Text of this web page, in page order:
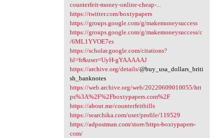
counterfeit-money-online-cheap-...
https://twitter.com/boxtypapers
https://groups.google.com/g/makemoneysuccess
https://groups.google.com/g/makemoneysuccess/c
/6ML1YVOE7es
https://scholar.google.com/citations?
hl=fr&user=UyH-gYAAAAAJ
https://archive.org/details/@buy_usa_dollars_briti
sh_banknotes
https://web.archive.org/web/20220609010055/htt
ps%3A%2F%2Fboxtypapers.com%2F
https://about.me/counterfeitbills
https://searchika.com/user/profile/119529
https://adpostman.com/store/https-boxtypapers-
com/